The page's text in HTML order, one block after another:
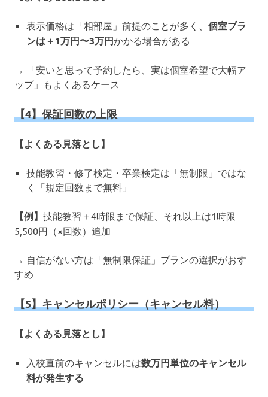
表示価格は「相部屋」前提のことが多く、 個室プラ
ンは＋1万円〜3万円かかる場合がある
→ 「安いと思って予約したら、実は個室希望で大幅ア
ップ」もよくあるケース
【4】保証回数の上限
【よくある見落とし】
技能教習・修了検定・卒業検定は「無制限」ではな
く「規定回数まで無料」
【例】 技能教習＋4時限まで保証、それ以上は1時限
5,500円（×回数）追加
→ 自信がない方は「無制限保証」プランの選択がおす
すめ
【5】キャンセルポリシー（キャンセル料）
【よくある見落とし】
入校直前のキャンセルには数万円単位のキャンセル
料が発生する